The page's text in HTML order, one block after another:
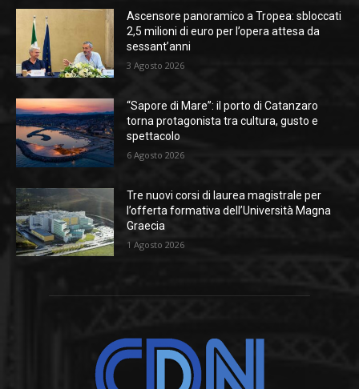
Ascensore panoramico a Tropea: sbloccati
2,5 milioni di euro per l’opera attesa da
sessant’anni
3 Agosto 2026
“Sapore di Mare”: il porto di Catanzaro
torna protagonista tra cultura, gusto e
spettacolo
6 Agosto 2026
Tre nuovi corsi di laurea magistrale per
l’offerta formativa dell’Università Magna
Graecia
1 Agosto 2026